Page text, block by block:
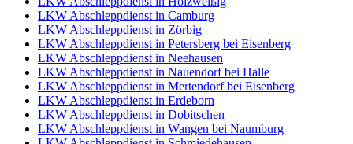
LKW Abschleppdienst in Camburg
LKW Abschleppdienst in Zörbig
LKW Abschleppdienst in Petersberg bei Eisenberg
LKW Abschleppdienst in Neehausen
LKW Abschleppdienst in Nauendorf bei Halle
LKW Abschleppdienst in Mertendorf bei Eisenberg
LKW Abschleppdienst in Erdeborn
LKW Abschleppdienst in Dobitschen
LKW Abschleppdienst in Wangen bei Naumburg